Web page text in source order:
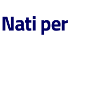
per